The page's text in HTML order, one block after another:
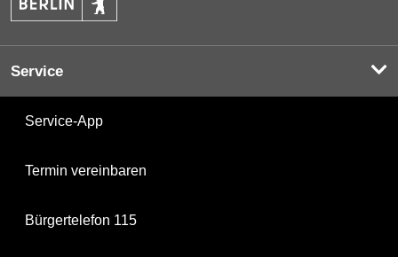
Service
Service-App
Termin vereinbaren
Bürgertelefon 115